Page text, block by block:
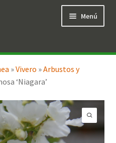
Menú
»Vivero »Arbustos y
‘Niagara’